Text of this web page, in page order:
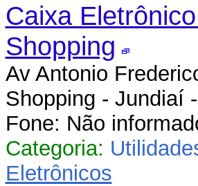
Caixa
Shopping
Av Antonio
Shopping - Jundiaí
Fone: Não
Categoria:
Eletrônicos